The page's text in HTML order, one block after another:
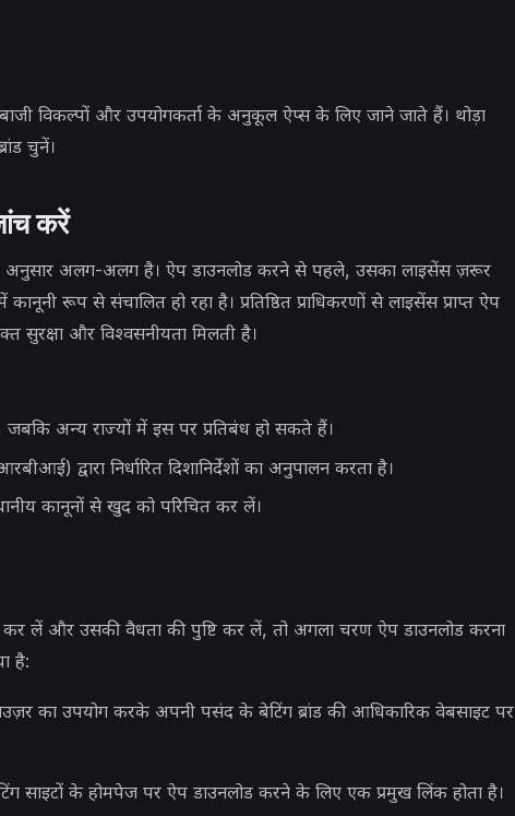
विकल्पों और उपयोगकर्ता के अनुकूल ऐप्स के लिए जाने जाते हैं। थोड़ा
चुनें।
करें
के अनुसार अलग-अलग है। ऐप डाउनलोड करने से पहले, उसका लाइसेंस ज़रूर
रूप से संचालित हो रहा है। प्रतिष्ठित प्राधिकरणों से लाइसेंस प्राप्त ऐप
सुरक्षा और विश्वसनीयता मिलती है।
अन्य राज्यों में इस पर प्रतिबंध हो सकते हैं।
द्वारा निर्धारित दिशानिर्देशों का अनुपालन करता है।
कानूनों से खुद को परिचित कर लें।
कर लें और उसकी वैधता की पुष्टि कर लें, तो अगला चरण ऐप डाउनलोड करना
है:
का उपयोग करके अपनी पसंद के बेटिंग ब्रांड की आधिकारिक वेबसाइट पर
साइटों के होमपेज पर ऐप डाउनलोड करने के लिए एक प्रमुख लिंक होता है।